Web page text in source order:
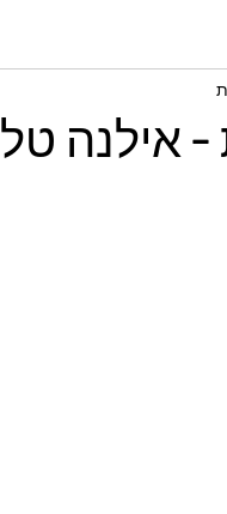
- אילנה טל